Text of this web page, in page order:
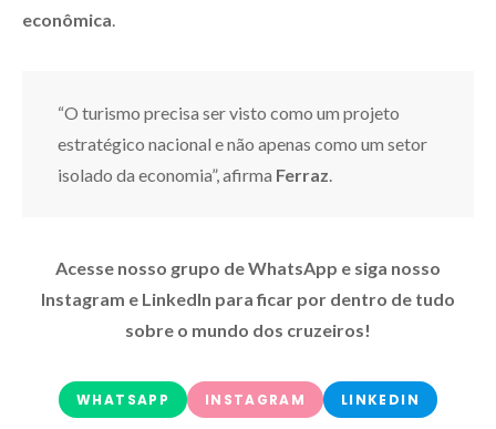
econômica
“O turismo precisa ser visto como um projeto
estratégico nacional e não apenas como um setor
isolado da economia”, afirma Ferraz
Acesse nosso grupo de WhatsApp e siga nosso
Instagram e LinkedIn para ficar por dentro de tudo
sobre o mundo dos cruzeiros!
WHATSAPP INSTAGRAM LINKEDIN